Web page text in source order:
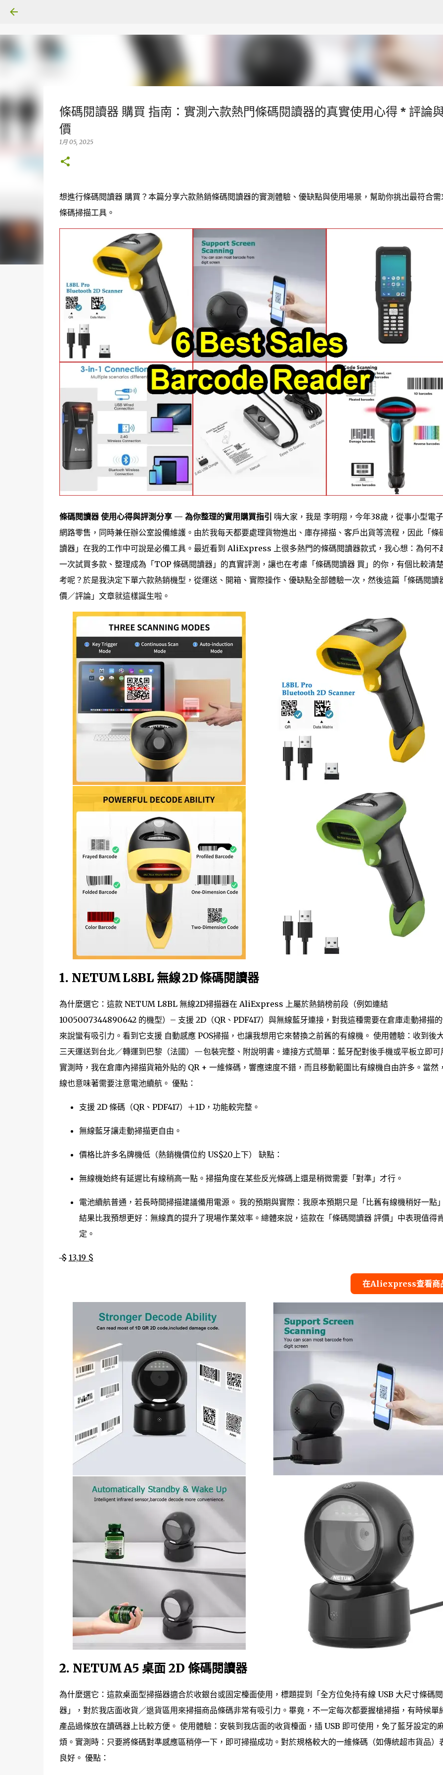
條碼閱讀器 購買 指南：實測六款熱門條碼閱讀器的真實使用心得 * 評論
價
1月 05, 2025
想進行條碼閱讀器 購買？本篇分享六款熱銷條碼閱讀器的實測體驗、優缺點與使用場景，幫助你挑出最符合需
條碼掃描工具。
條碼閱讀器 使用心得與評測分享 — 為你整理的實用購買指引 嗨大家，我是 李明翔，今年38歲，從事小型電
網路零售，同時兼任辦公室設備維護。由於我每天都要處理貨物進出、庫存掃描、客戶出貨等流程，因此「條
讀器」在我的工作中可說是必備工具。最近看到 AliExpress 上很多熱門的條碼閱讀器款式，我心想：為何不
一次試買多款、整理成為「TOP 條碼閱讀器」的真實評測，讓也在考慮「條碼閱讀器 買」的你，有個比較清
考呢？於是我決定下單六款熱銷機型，從運送、開箱、實際操作、優缺點全部體驗一次，然後這篇「條碼閱讀
價／評論」文章就這樣誕生啦。
1. NETUM L8BL 無線 2D 條碼閱讀器
為什麼選它：這款 NETUM L8BL 無線2D掃描器在 AliExpress 上屬於熱銷榜前段（例如連結
1005007344890642 的機型）– 支援 2D（QR、PDF417）與無線藍牙連接，對我這種需要在倉庫走動掃描
來說蠻有吸引力。看到它支援 自動感應 POS掃描，也讓我想用它來替換之前舊的有線機。 使用體驗：收到後
三天運送到台北／轉運到巴黎（法國） — 包裝完整、附說明書。連接方式簡單：藍牙配對後手機或平板立即可
實測時，我在倉庫內掃描貨箱外貼的 QR + 一維條碼，響應速度不錯，而且移動範圍比有線機自由許多。當然
線也意味著需要注意電池續航。 優點：
支援 2D 條碼（QR、PDF417）＋1D，功能較完整。
無線藍牙讓走動掃描更自由。
價格比許多名牌機低（熱銷機價位約 US$20上下） 缺點：
無線機始終有延遲比有線稍高一點。掃描角度在某些反光條碼上還是稍微需要「對準」才行。
電池續航普通，若長時間掃描建議備用電源。 我的預期與實際：我原本預期只是「比舊有線機稍好一點
結果比我預想更好：無線真的提升了現場作業效率。總體來說，這款在「條碼閱讀器 評價」中表現值得
定。
$ 13,19 $
在Aliexpress查看商
2. NETUM A5 桌面 2D 條碼閱讀器
為什麼選它：這款桌面型掃描器適合於收銀台或固定檯面使用，標題提到「全方位免持有線 USB 大尺寸條碼
器」，對於我店面收貨／退貨區用來掃描商品條碼非常有吸引力。畢竟，不一定每次都要握槍掃描，有時候單
產品過條放在讀碼器上比較方便。 使用體驗：安裝到我店面的收貨檯面，插 USB 即可使用，免了藍牙設定的
煩。實測時：只要將條碼對準感應區稍停一下，即可掃描成功。對於規格較大的一維條碼（如傳統超市貨品）
良好。 優點：